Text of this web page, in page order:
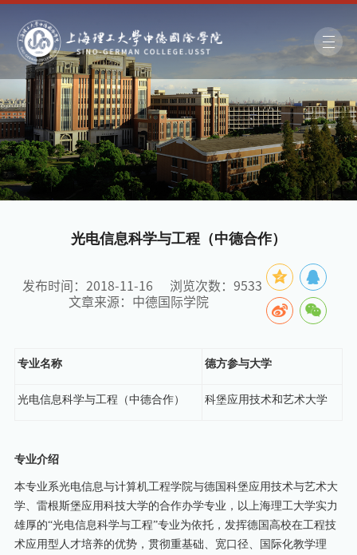
光电信息科学与工程（中德合作）
发布时间：2018-11-16 浏览次数：9533
文章来源：中德国际学院
专业名称 德方参与大学
光电信息科学与工程（中德合作） 科堡应用技术和艺术大学
专业介绍
本专业系光电信息与计算机工程学院与德国科堡应用技术与艺术大
学、雷根斯堡应用科技大学的合作办学专业，以上海理工大学实力
雄厚的“光电信息科学与工程”专业为依托，发挥德国高校在工程技
术应用型人才培养的优势，贯彻重基础、宽口径、国际化教学理